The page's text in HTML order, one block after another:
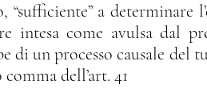
“sufficiente” a determinare
intesa come avulsa dal
di un processo causale del
dell’art. 41